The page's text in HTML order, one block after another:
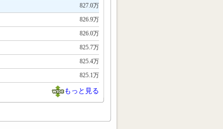
827.0万
826.9万
826.0万
825.7万
825.4万
825.1万
もっと見る